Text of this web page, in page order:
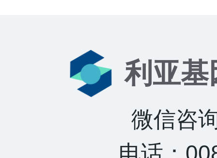
利亚基
微信咨